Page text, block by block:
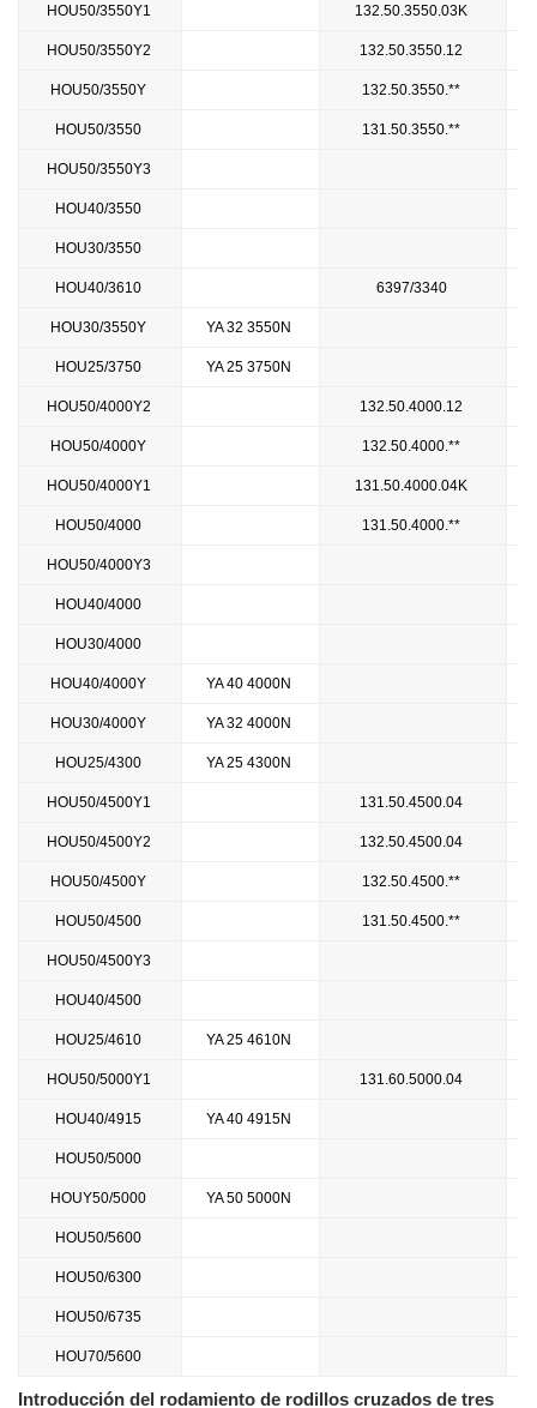
HOU50/3550Y1 132.50.3550.03K
HOU50/3550Y2 132.50.3550.12
HOU50/3550Y 132.50.3550.**
HOU50/3550 131.50.3550.**
HOU50/3550Y3
HOU40/3550
HOU30/3550
HOU40/3610 6397/3340
HOU30/3550Y YA 32 3550N
HOU25/3750 YA 25 3750N
HOU50/4000Y2 132.50.4000.12
HOU50/4000Y 132.50.4000.**
HOU50/4000Y1 131.50.4000.04K
HOU50/4000 131.50.4000.**
HOU50/4000Y3
HOU40/4000
HOU30/4000
HOU40/4000Y YA 40 4000N
HOU30/4000Y YA 32 4000N
HOU25/4300 YA 25 4300N
HOU50/4500Y1 131.50.4500.04
HOU50/4500Y2 132.50.4500.04
HOU50/4500Y 132.50.4500.**
HOU50/4500 131.50.4500.**
HOU50/4500Y3
HOU40/4500
HOU25/4610 YA 25 4610N
HOU50/5000Y1 131.60.5000.04
HOU40/4915 YA 40 4915N
HOU50/5000
HOUY50/5000 YA 50 5000N
HOU50/5600
HOU50/6300
HOU50/6735
HOU70/5600
Introducción del rodamiento de rodillos cruzados de tres